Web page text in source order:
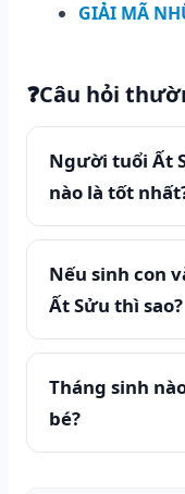
GIẢI MÃ
❓Câu hỏi
Người tuổi Ất
nào là tốt
Nếu sinh con
Ất Sửu thì sao?
Tháng sinh
bé?